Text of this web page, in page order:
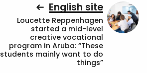
English site
Loucette Reppenhagen
started a mid-level
creative vocational
program in Aruba: “These
students mainly want to do
things”